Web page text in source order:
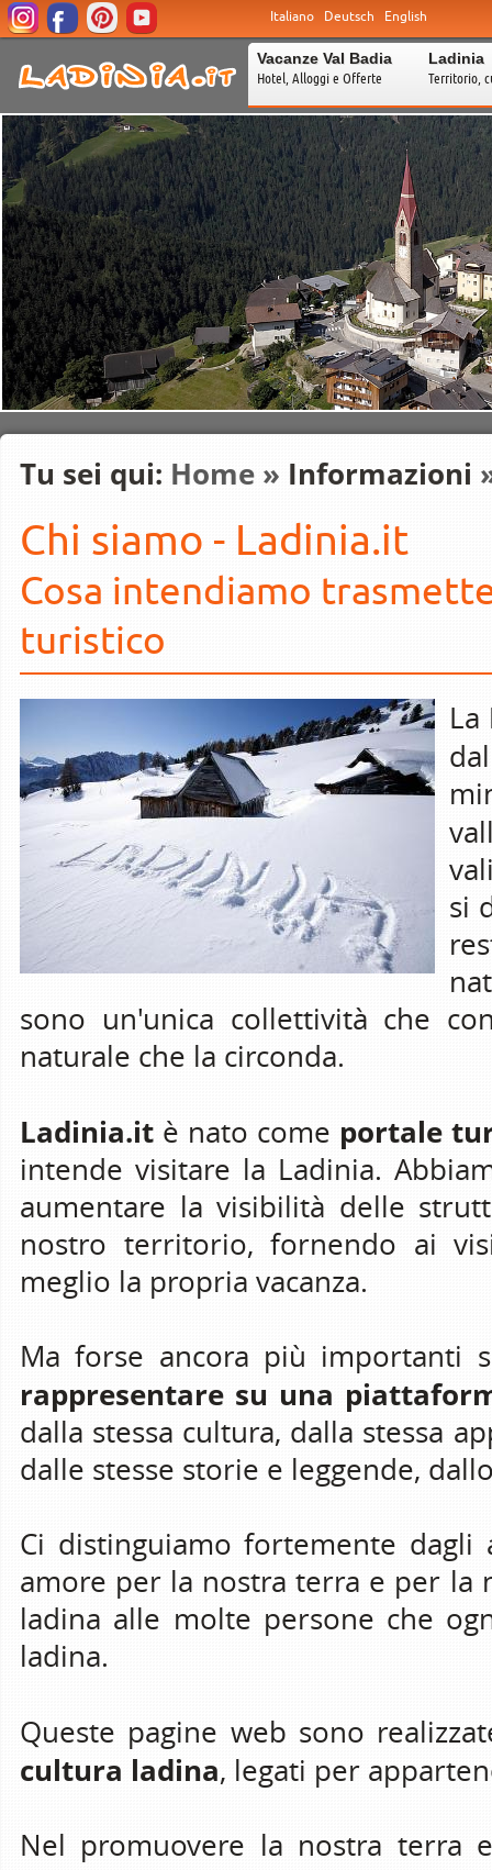
Italiano Deutsch English
Vacanze Val Badia
Hotel, Alloggi e Offerte
Ladinia
Territorio,
Tu sei qui: Home » Informazioni
Chi siamo - Ladinia.it
Cosa intendiamo
turistico
La
si
sono un'unica collettività che
naturale che la circonda.
Ladinia.it è nato come portale
intende visitare la Ladinia.
aumentare la visibilità delle
nostro territorio, fornendo ai
meglio la propria vacanza.
Ma forse ancora più importanti
rappresentare su una
dalla stessa cultura, dalla stessa
dalle stesse storie e leggende,
Ci distinguiamo fortemente
amore per la nostra terra e per la
ladina alle molte persone che
ladina.
Queste pagine web sono
cultura ladina, legati per
Nel promuovere la nostra terra